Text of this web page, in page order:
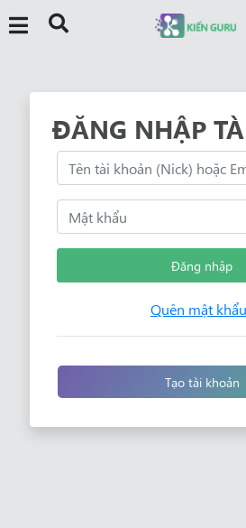
ĐĂNG NHẬP
Đăng nhập
Quên mật
Tạo tài khoản